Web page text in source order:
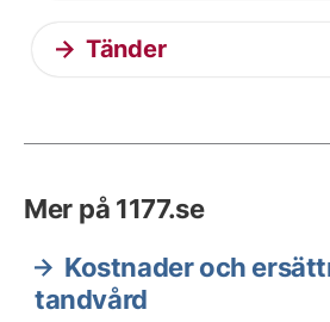
Tänder
Mer på 1177.se
Kostnader och
tandvård